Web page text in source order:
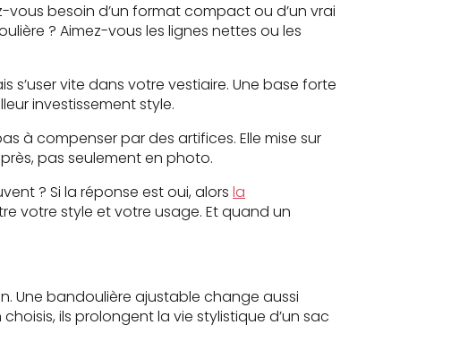
vous besoin d’un format compact ou d’un vrai
? Aimez-vous les lignes nettes ou les
s’user vite dans votre vestiaire. Une base forte
investissement style.
à compenser par des artifices. Elle mise sur
pas seulement en photo.
? Si la réponse est oui, alors la
votre style et votre usage. Et quand un
Une bandoulière ajustable change aussi
ils prolongent la vie stylistique d’un sac